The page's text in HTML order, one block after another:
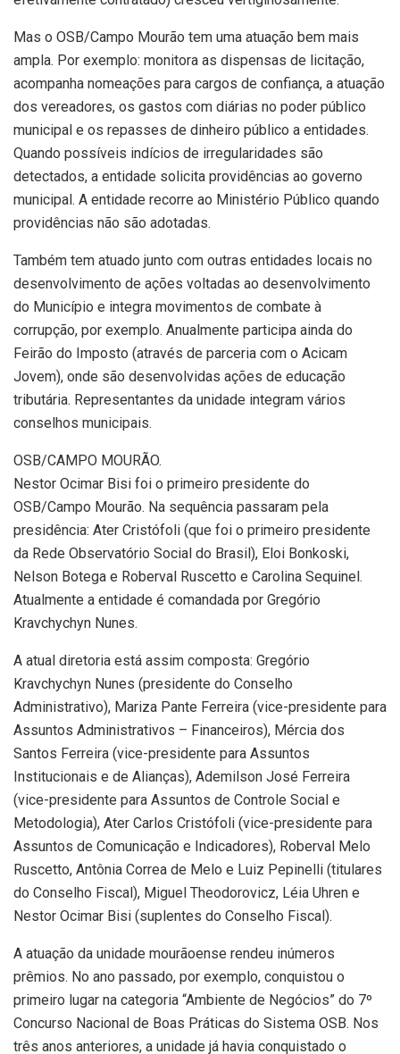
Mas o OSB/Campo Mourão tem uma atuação bem mais
ampla. Por exemplo: monitora as dispensas de licitação,
acompanha nomeações para cargos de confiança, a atuação
dos vereadores, os gastos com diárias no poder público
municipal e os repasses de dinheiro público a entidades.
Quando possíveis indícios de irregularidades são
detectados, a entidade solicita providências ao governo
municipal. A entidade recorre ao Ministério Público quando
providências não são adotadas.
Também tem atuado junto com outras entidades locais no
desenvolvimento de ações voltadas ao desenvolvimento
do Município e integra movimentos de combate à
corrupção, por exemplo. Anualmente participa ainda do
Feirão do Imposto (através de parceria com o Acicam
Jovem), onde são desenvolvidas ações de educação
tributária. Representantes da unidade integram vários
conselhos municipais.
OSB/CAMPO MOURÃO.
Nestor Ocimar Bisi foi o primeiro presidente do
OSB/Campo Mourão. Na sequência passaram pela
presidência: Ater Cristófoli (que foi o primeiro presidente
da Rede Observatório Social do Brasil), Eloi Bonkoski,
Nelson Botega e Roberval Ruscetto e Carolina Sequinel.
Atualmente a entidade é comandada por Gregório
Kravchychyn Nunes.
A atual diretoria está assim composta: Gregório
Kravchychyn Nunes (presidente do Conselho
Administrativo), Mariza Pante Ferreira (vice-presidente para
Assuntos Administrativos – Financeiros), Mércia dos
Santos Ferreira (vice-presidente para Assuntos
Institucionais e de Alianças), Ademilson José Ferreira
(vice-presidente para Assuntos de Controle Social e
Metodologia), Ater Carlos Cristófoli (vice-presidente para
Assuntos de Comunicação e Indicadores), Roberval Melo
Ruscetto, Antônia Correa de Melo e Luiz Pepinelli (titulares
do Conselho Fiscal), Miguel Theodorovicz, Léia Uhren e
Nestor Ocimar Bisi (suplentes do Conselho Fiscal).
A atuação da unidade mourãoense rendeu inúmeros
prêmios. No ano passado, por exemplo, conquistou o
primeiro lugar na categoria “Ambiente de Negócios” do 7º
Concurso Nacional de Boas Práticas do Sistema OSB. Nos
três anos anteriores, a unidade já havia conquistado o